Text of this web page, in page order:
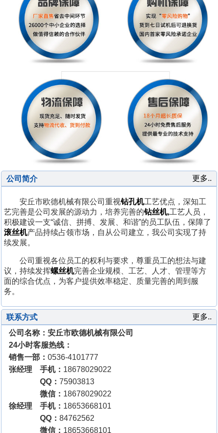
更多..
公司简介
安丘市欧德机械有限公司重视钻孔机工艺优点，深知工
艺完善是公司发展的源动力，培养完善的钻丝机,工艺人员，
积极建设一支“诚信、拼搏、发展、和谐”的员工队伍，保障了
滚丝机产品持续占领市场，自从公司建立，我公司实现了持
续发展。
公司重视各位员工的权利与要求，尊重员工的想法与建
议，持续发挥螺丝机完善企业规模、工艺、人才、管理等方
面的综合优点，为客户提供效率稳定、质量完善的周到服
务。
更多..
联系方式
公司名称：安丘市欧德机械有限公司
24小时客服热线：
销售一部：0536-4101777
张经理 手机： 18678029022
QQ：75903813
微信： 18678029022
徐经理 手机： 18653668101
QQ：84762562
微信： 18653668101